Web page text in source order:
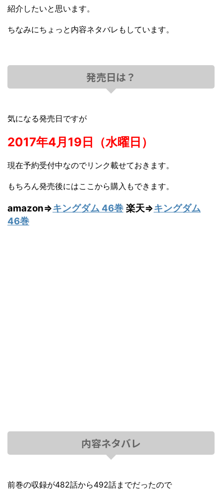
紹介したいと思います。
ちなみにちょっと内容ネタバレもしています。
発売日は？
気になる発売日ですが
2017年4月19日（水曜日）
現在予約受付中なのでリンク載せておきます。
もちろん発売後にはここから購入もできます。
amazon⇒キングダム 46巻 楽天⇒キングダム
46巻
内容ネタバレ
前巻の収録が482話から492話までだったので